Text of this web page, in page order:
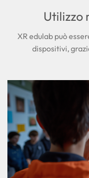
Utilizzo
XR edulab può
dispositivi,